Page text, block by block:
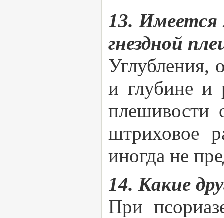
13. Имеется
гнездной
Углубления,
и глубине и
плешивости
штриховое
иногда не
14. Какие
При